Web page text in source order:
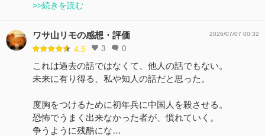
>>続きを読む
ワサ山リモの感想・評価
4.5 3 0
2026/07/07 00:32
これは過去の話ではなくて、他人の話でもない。
未来に有り得る、私や知人の話だと思った。
度胸をつけるために初年兵に中国人を殺させる。
恐怖でうまく出来なかった者が、慣れていく。
争うように残酷にな…